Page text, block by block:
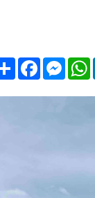
Compartilhar
Facebook